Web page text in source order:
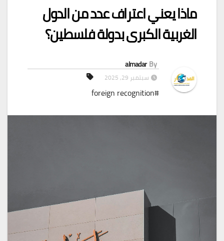
ماذا يعني اعتراف عدد من الدول
الغربية الكبرى بدولة فلسطين؟
By
almadar
سبتمبر 29, 2025
#foreign recognition